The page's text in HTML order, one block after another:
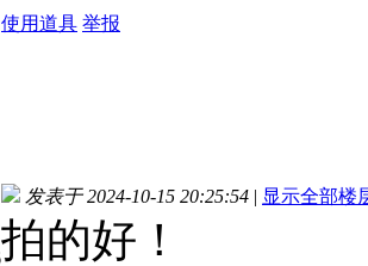
使用道具 举报
发表于 2024-10-15 20:25:54 | 显示全部楼
拍的好！